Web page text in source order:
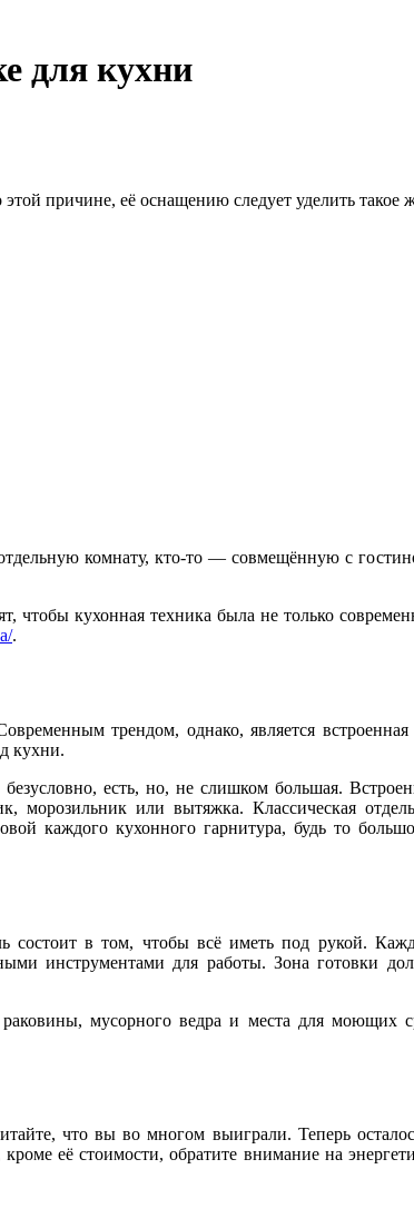
для кухни
причине, её оснащению следует уделить такое
комнату, кто-то — совмещённую с
чтобы кухонная техника была не только
.
трендом, однако, является
кухни.
есть, но, не слишком большая.
морозильник или вытяжка. Классическая
каждого кухонного гарнитура, будь то
в том, чтобы всё иметь под рукой.
инструментами для работы. Зона готовки
мусорного ведра и места для моющих
что вы во многом выиграли. Теперь
её стоимости, обратите внимание на